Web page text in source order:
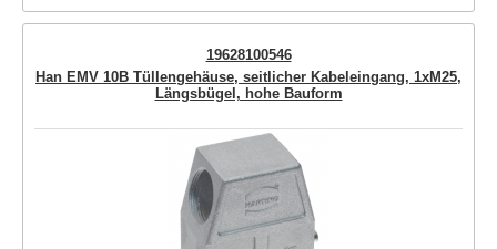
19628100546
Han EMV 10B Tüllengehäuse, seitlicher Kabeleingang, 1xM25,
Längsbügel, hohe Bauform